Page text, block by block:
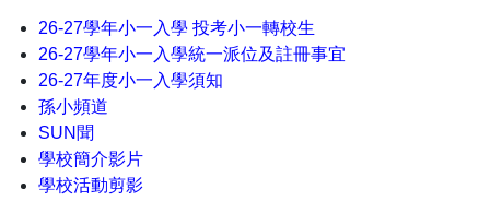
26-27學年小一入學 投考小一轉校生
26-27學年小一入學統一派位及註冊事宜
26-27年度小一入學須知
孫小頻道
SUN聞
學校簡介影片
學校活動剪影